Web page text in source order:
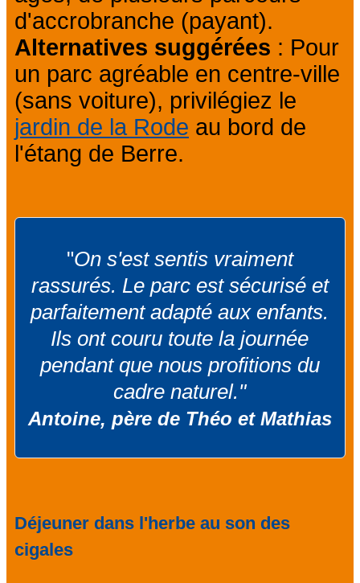
d'accrobranche (payant).
Alternatives suggérées : Pour
un parc agréable en centre-ville
(sans voiture), privilégiez le
jardin de la Rode au bord de
l'étang de Berre.
"On s'est sentis vraiment
rassurés. Le parc est sécurisé et
parfaitement adapté aux enfants.
Ils ont couru toute la journée
pendant que nous profitions du
cadre naturel."
Antoine, père de Théo et Mathias
Déjeuner dans l'herbe au son des
cigales